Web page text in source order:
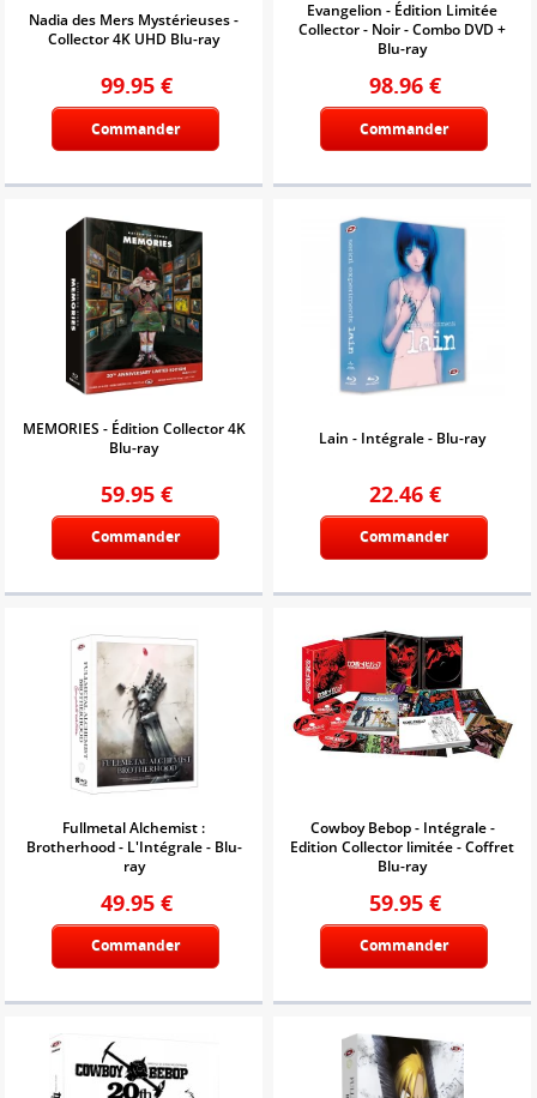
Nadia des Mers Mystérieuses -
Collector 4K UHD Blu-ray
99.95 €
Commander
Evangelion - Édition Limitée
Collector - Noir - Combo DVD +
Blu-ray
98.96 €
Commander
MEMORIES - Édition Collector 4K
Blu-ray
59.95 €
Commander
Lain - Intégrale - Blu-ray
22.46 €
Commander
Fullmetal Alchemist :
Brotherhood - L'Intégrale - Blu-
ray
49.95 €
Commander
Cowboy Bebop - Intégrale -
Edition Collector limitée - Coffret
Blu-ray
59.95 €
Commander